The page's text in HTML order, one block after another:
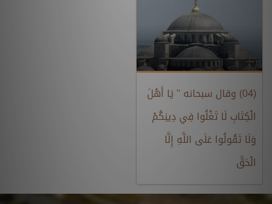
(04) وقال سبحانه " يَا أَهْلَ
الْكِتَابِ لَا تَغْلُوا فِي دِينِكُمْ
وَلَا تَقُولُوا عَلَى اللَّهِ إِلَّا
الْحَقَّ